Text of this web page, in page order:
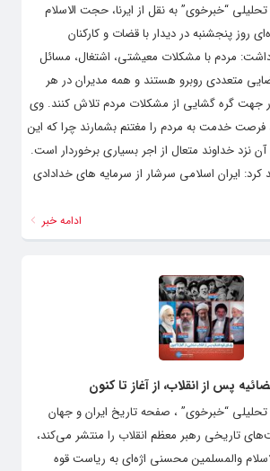
“خبرخوی” به نقل از ایرنا، حجت الاسلام
روز پنجشنبه در دیدار با قضات و کارکنان
داشت: مردم با مشکلات معیشتی، اشتغال، مسائل
متعددی روبرو هستند و همه مدیران در هر
جهت گره گشایی از مشکلات مردم تلاش کنند. وی
فرصت خدمت به مردم را مغتنم بشمارند چرا که این
نزد خداوند متعال از اجر بسیاری برخوردار است.
کرد: ایران اسلامی سرشار از سرمایه های خدادادی
ادامه خبر
پس از انقلاب، از آغاز تا کنون
“خبرخوی” ، صفحه تاریخ ایران و جهان
تاریخی رهبر معظم انقلاب را منتشر می‌کند،
والمسلمین محسنی اژه‌ای به ریاست قوه